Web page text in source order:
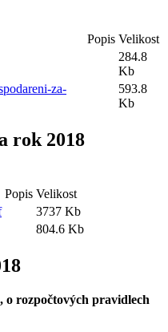
Popis Velikost
284.8
Kb
za-
593.8
Kb
rok 2018
Popis Velikost
3737 Kb
804.6 Kb
o rozpočtových pravidlech